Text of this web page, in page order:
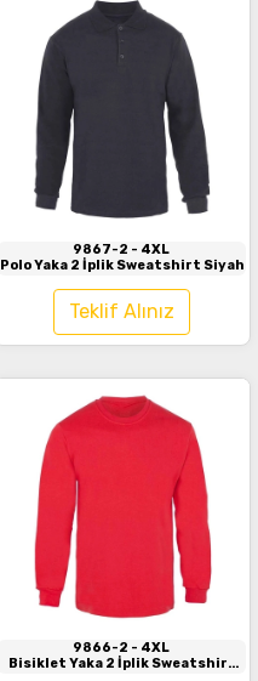
9867-2 - 4XL
Polo Yaka 2 İplik Sweatshirt Siyah
Teklif Alınız
9866-2 - 4XL
Bisiklet Yaka 2 İplik Sweatshirt